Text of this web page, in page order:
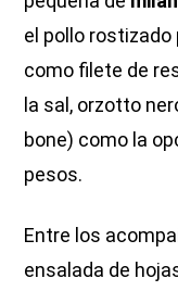
el pollo rostizado
como filete de
la sal, orzotto
bone) como la
pesos.
Entre los
ensalada de